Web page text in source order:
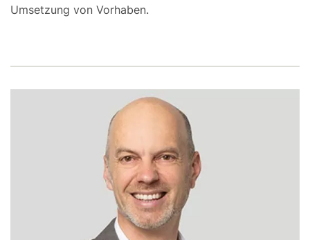
Umsetzung von Vorhaben.